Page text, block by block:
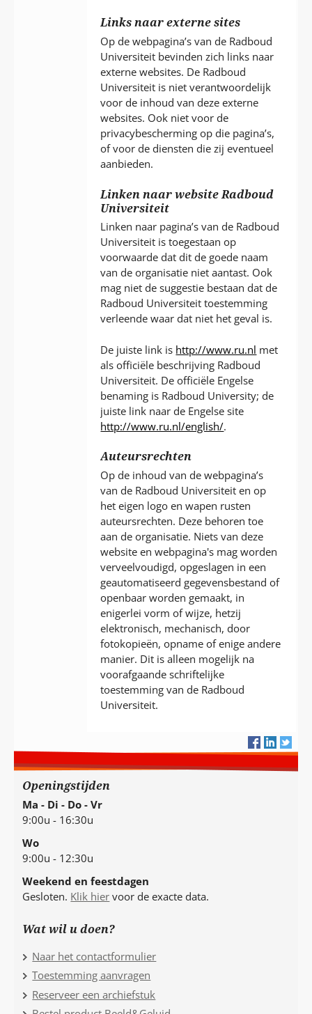
Links naar externe sites
Op de webpagina’s van de Radboud
Universiteit bevinden zich links naar
externe websites. De Radboud
Universiteit is niet verantwoordelijk
voor de inhoud van deze externe
websites. Ook niet voor de
privacybescherming op die pagina’s,
of voor de diensten die zij eventueel
aanbieden.
Linken naar website Radboud
Universiteit
Linken naar pagina’s van de Radboud
Universiteit is toegestaan op
voorwaarde dat dit de goede naam
van de organisatie niet aantast. Ook
mag niet de suggestie bestaan dat de
Radboud Universiteit toestemming
verleende waar dat niet het geval is.
De juiste link is http://www.ru.nl met
als officiële beschrijving Radboud
Universiteit. De officiële Engelse
benaming is Radboud University; de
juiste link naar de Engelse site
http://www.ru.nl/english/.
Auteursrechten
Op de inhoud van de webpagina’s
van de Radboud Universiteit en op
het eigen logo en wapen rusten
auteursrechten. Deze behoren toe
aan de organisatie. Niets van deze
website en webpagina's mag worden
verveelvoudigd, opgeslagen in een
geautomatiseerd gegevensbestand of
openbaar worden gemaakt, in
enigerlei vorm of wijze, hetzij
elektronisch, mechanisch, door
fotokopieën, opname of enige andere
manier. Dit is alleen mogelijk na
voorafgaande schriftelijke
toestemming van de Radboud
Universiteit.
Openingstijden
Ma - Di - Do - Vr
9:00u - 16:30u
Wo
9:00u - 12:30u
Weekend en feestdagen
Gesloten. Klik hier voor de exacte data.
Wat wil u doen?
Naar het contactformulier
Toestemming aanvragen
Reserveer een archiefstuk